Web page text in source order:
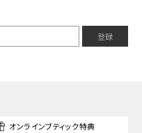
登録
オンラインブティック特典